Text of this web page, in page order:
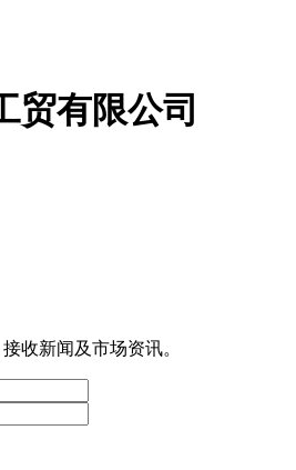
贸有限公司
收新闻及市场资讯。